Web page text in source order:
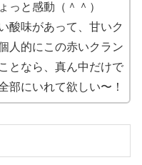
っと感動（＾＾）
酸味があって、甘いク
人的にこの赤いクラン
となら、真ん中だけで
部にいれて欲しい〜！